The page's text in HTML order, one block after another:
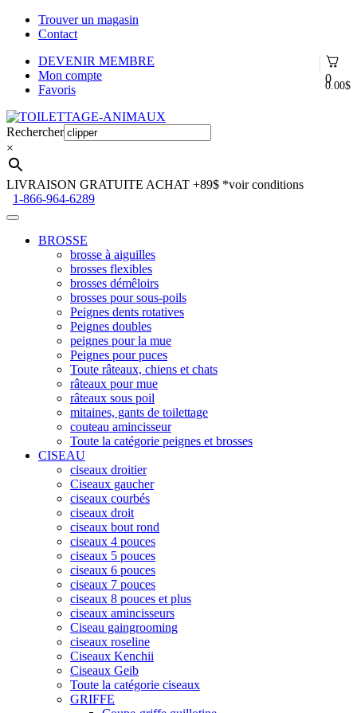
Trouver un magasin
Contact
0
0.00$
DEVENIR MEMBRE
Mon compte
Favoris
Aller
à
la
navigation
Aller
au
contenu
Rechercher
×
LIVRAISON GRATUITE ACHAT +89$ *voir conditions
1-866-964-6289
BROSSE
brosse à aiguilles
brosses flexibles
brosses démêloirs
brosses pour sous-poils
Peignes dents rotatives
Peignes doubles
peignes pour la mue
Peignes pour puces
Toute râteaux, chiens et chats
râteaux pour mue
râteaux sous poil
mitaines, gants de toilettage
couteau amincisseur
Toute la catégorie peignes et brosses
CISEAU
ciseaux droitier
Ciseaux gaucher
ciseaux courbés
ciseaux droit
ciseaux bout rond
ciseaux 4 pouces
ciseaux 5 pouces
ciseaux 6 pouces
ciseaux 7 pouces
ciseaux 8 pouces et plus
ciseaux amincisseurs
Ciseau gaingrooming
ciseaux roseline
Ciseaux Kenchii
Ciseaux Geib
Toute la catégorie ciseaux
GRIFFE